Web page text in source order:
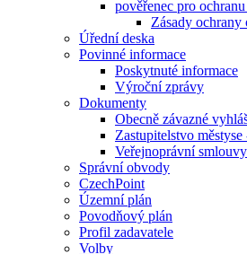
pověřenec pro
Zásady ochrany
Úřední deska
Povinné informace
Poskytnuté informace
Výroční zprávy
Dokumenty
Obecně závazné
Zastupitelstvo městyse
Veřejnoprávní smlouvy
Správní obvody
CzechPoint
Územní plán
Povodňový plán
Profil zadavatele
Volby